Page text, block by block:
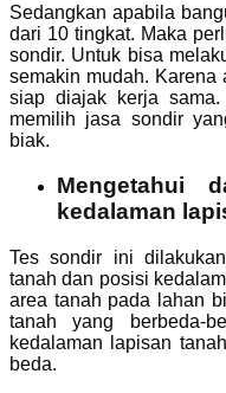
Sedangkan apabila
dari 10 tingkat. Maka
sondir. Untuk bisa
semakin mudah. Karena
siap diajak kerja
memilih jasa sondir
biak.
Mengetahui
kedalaman
Tes sondir ini
tanah dan posisi
area tanah pada lahan
tanah yang berbeda-
kedalaman lapisan
beda.